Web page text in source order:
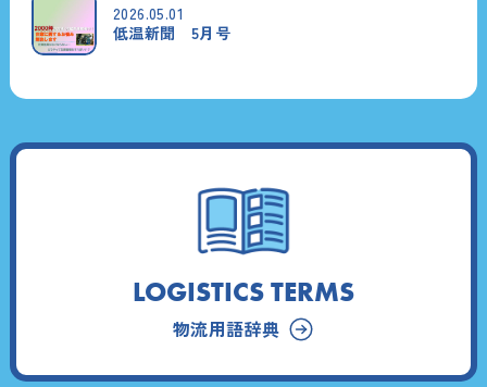
2026.05.01
低温新聞 5月号
LOGISTICS TERMS
物流用語辞典